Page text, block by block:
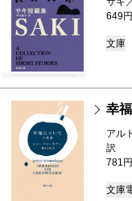
649円
文庫
幸
アル
訳
781円
文庫